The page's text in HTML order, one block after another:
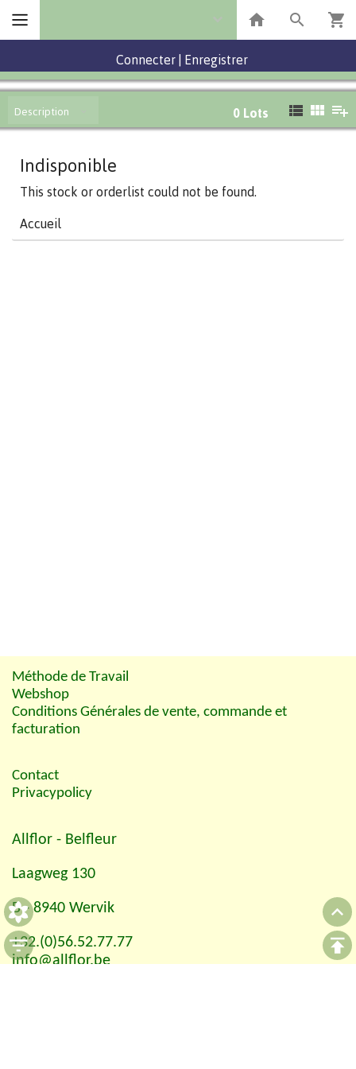
Connecter Enregistrer
Description 0 Lots
Indisponible
This stock or orderlist could not be found.
Accueil
Méthode de Travail
Webshop
Conditions Générales de vente, commande et
facturation
Contact
Privacypolicy
Allflor - Belfleur
Laagweg 130
B - 8940 Wervik
+32.(0)56.52.77.77
info@allflor.be